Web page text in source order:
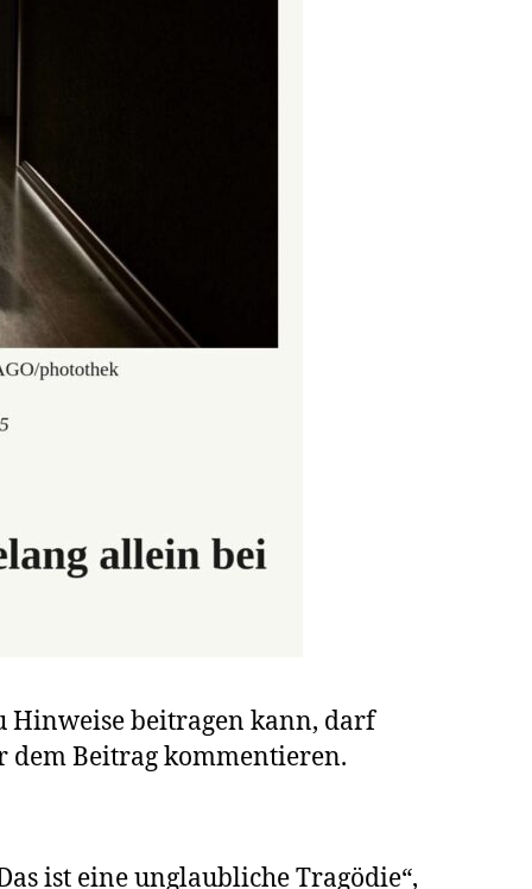
Hinweise beitragen kann, darf
dem Beitrag kommentieren.
ist eine unglaubliche Tragödie“,